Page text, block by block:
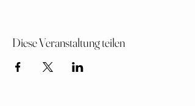
Diese Veranstaltung teilen